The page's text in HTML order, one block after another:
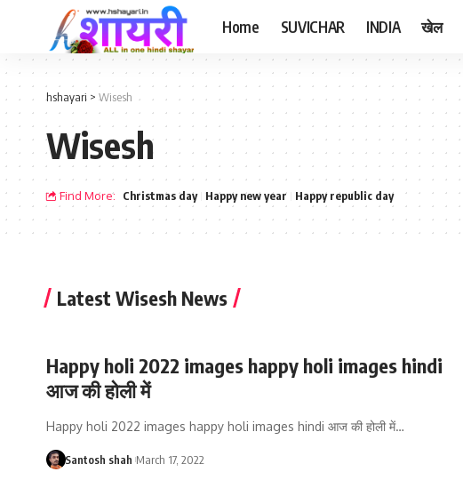
Home SUVICHAR INDIA खेल
hshayari > Wisesh
Wisesh
Find More: Christmas day Happy new year Happy republic day
Latest Wisesh News
Happy holi 2022 images happy holi images hindi
आज की होली में
Happy holi 2022 images happy holi images hindi आज की होली में…
Santosh shah March 17, 2022